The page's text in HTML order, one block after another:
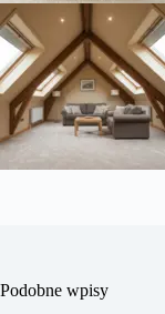
Podobne wpisy